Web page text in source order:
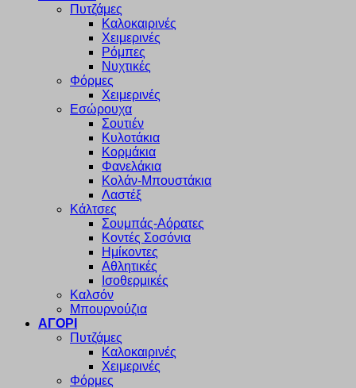
Πυτζάμες
Καλοκαιρινές
Χειμερινές
Ρόμπες
Νυχτικές
Φόρμες
Χειμερινές
Εσώρουχα
Σουτιέν
Κυλοτάκια
Κορμάκια
Φανελάκια
Κολάν-Μπουστάκια
Λαστέξ
Κάλτσες
Σουμπάς-Αόρατες
Κοντές Σοσόνια
Ημίκοντες
Αθλητικές
Ισοθερμικές
Καλσόν
Μπουρνούζια
ΑΓΟΡΙ
Πυτζάμες
Καλοκαιρινές
Χειμερινές
Φόρμες